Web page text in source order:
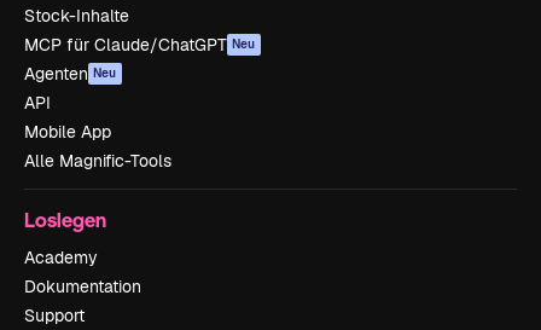
Stock-Inhalte
MCP für Claude/ChatGPT Neu
Agenten Neu
API
Mobile App
Alle Magnific-Tools
Loslegen
Academy
Dokumentation
Support